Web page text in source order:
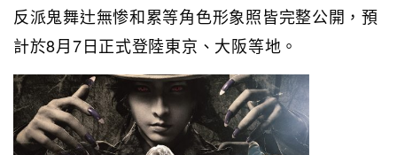
反派鬼舞辻無惨和累等角色形象照皆完整公開，預
計於8月7日正式登陸東京、大阪等地。